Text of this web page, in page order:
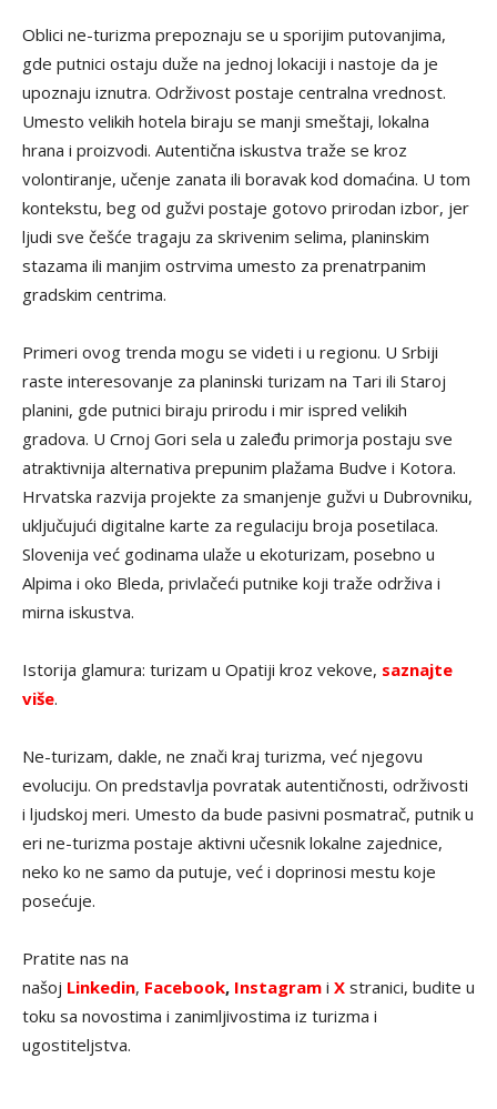
Oblici ne-turizma prepoznaju se u sporijim putovanjima,
gde putnici ostaju duže na jednoj lokaciji i nastoje da je
upoznaju iznutra. Održivost postaje centralna vrednost.
Umesto velikih hotela biraju se manji smeštaji, lokalna
hrana i proizvodi. Autentična iskustva traže se kroz
volontiranje, učenje zanata ili boravak kod domaćina. U tom
kontekstu, beg od gužvi postaje gotovo prirodan izbor, jer
ljudi sve češće tragaju za skrivenim selima, planinskim
stazama ili manjim ostrvima umesto za prenatrpanim
gradskim centrima.
Primeri ovog trenda mogu se videti i u regionu. U Srbiji
raste interesovanje za planinski turizam na Tari ili Staroj
planini, gde putnici biraju prirodu i mir ispred velikih
gradova. U Crnoj Gori sela u zaleđu primorja postaju sve
atraktivnija alternativa prepunim plažama Budve i Kotora.
Hrvatska razvija projekte za smanjenje gužvi u Dubrovniku,
uključujući digitalne karte za regulaciju broja posetilaca.
Slovenija već godinama ulaže u ekoturizam, posebno u
Alpima i oko Bleda, privlačeći putnike koji traže održiva i
mirna iskustva.
Istorija glamura: turizam u Opatiji kroz vekove, saznajte
više.
Ne-turizam, dakle, ne znači kraj turizma, već njegovu
evoluciju. On predstavlja povratak autentičnosti, održivosti
i ljudskoj meri. Umesto da bude pasivni posmatrač, putnik u
eri ne-turizma postaje aktivni učesnik lokalne zajednice,
neko ko ne samo da putuje, već i doprinosi mestu koje
posećuje.
Pratite nas na
našoj Linkedin, Facebook, Instagram i X stranici, budite u
toku sa novostima i zanimljivostima iz turizma i
ugostiteljstva.